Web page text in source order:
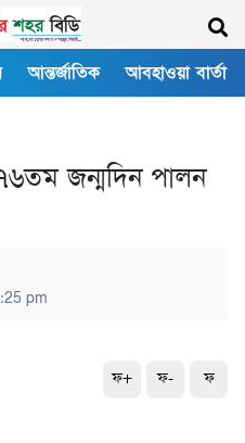
আন্তর্জাতিক আবহাওয়া বার্তা
জন্মদিন পালন
pm
ফ+ ফ- ফ